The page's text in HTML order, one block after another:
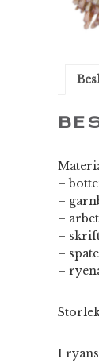
–
–
–
–
–
–
I